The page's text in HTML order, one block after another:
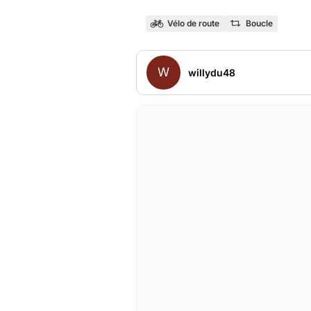
Vélo de route Boucle
W willydu48